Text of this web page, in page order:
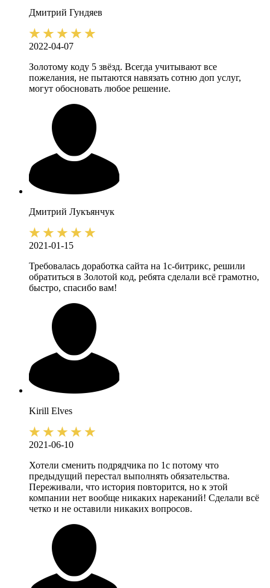
Дмитрий Гундяев
2022-04-07
Золотому коду 5 звёзд. Всегда учитывают все
пожелания, не пытаются навязать сотню доп услуг,
могут обосновать любое решение.
Дмитрий Лукъянчук
2021-01-15
Требовалась доработка сайта на 1с-битрикс, решили
обратиться в Золотой код, ребята сделали всё грамотно,
быстро, спасибо вам!
Kirill Elves
2021-06-10
Хотели сменить подрядчика по 1с потому что
предыдущий перестал выполнять обязательства.
Переживали, что история повторится, но к этой
компании нет вообще никаких нареканий! Сделали всё
четко и не оставили никаких вопросов.